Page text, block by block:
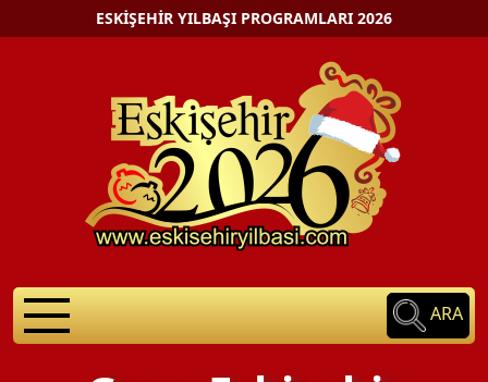
ESKIŞEHIR YILBAŞI PROGRAMLARI 2026
ARA